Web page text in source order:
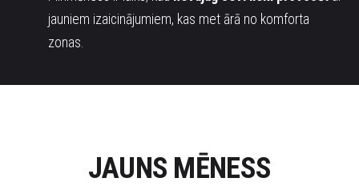
jauniem izaicinājumiem, kas met ārā no komforta
zonas.
JAUNS MĒNESS